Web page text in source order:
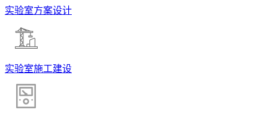
实验室方案设计
实验室施工建设